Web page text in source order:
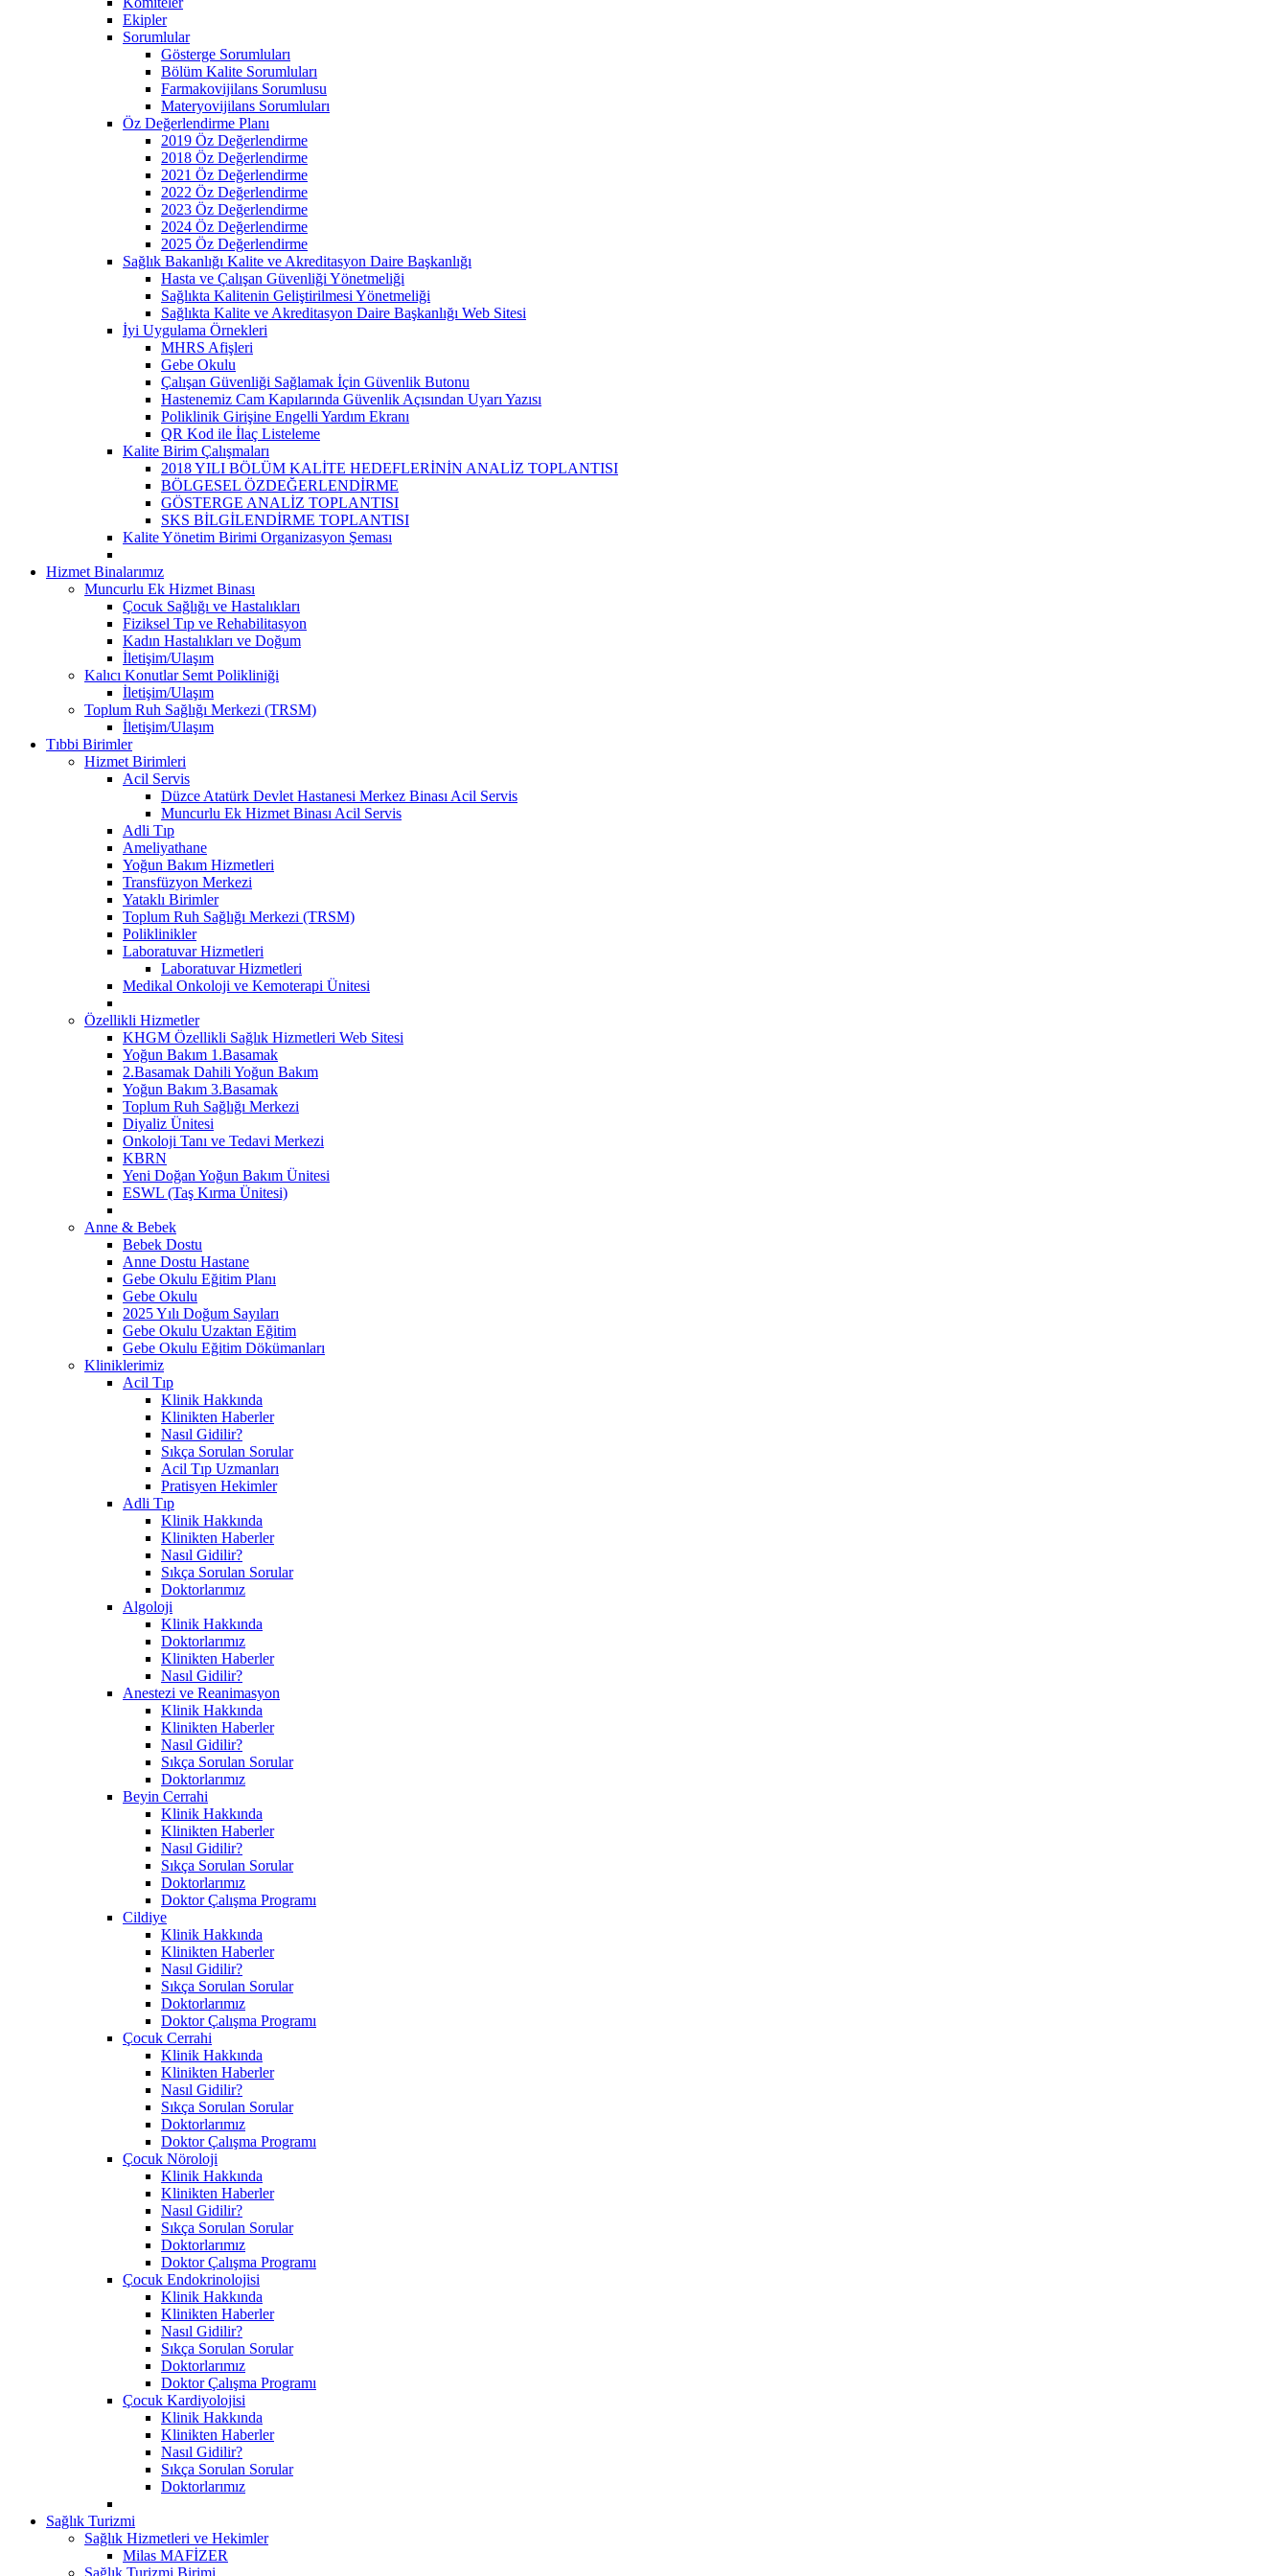
Ekipler
Sorumlular
Gösterge Sorumluları
Bölüm Kalite Sorumluları
Farmakovijilans Sorumlusu
Materyovijilans Sorumluları
Öz Değerlendirme Planı
2019 Öz Değerlendirme
2018 Öz Değerlendirme
2021 Öz Değerlendirme
2022 Öz Değerlendirme
2023 Öz Değerlendirme
2024 Öz Değerlendirme
2025 Öz Değerlendirme
Sağlık Bakanlığı Kalite ve Akreditasyon Daire Başkanlığı
Hasta ve Çalışan Güvenliği Yönetmeliği
Sağlıkta Kalitenin Geliştirilmesi Yönetmeliği
Sağlıkta Kalite ve Akreditasyon Daire Başkanlığı Web Sitesi
İyi Uygulama Örnekleri
MHRS Afişleri
Gebe Okulu
Çalışan Güvenliği Sağlamak İçin Güvenlik Butonu
Hastenemiz Cam Kapılarında Güvenlik Açısından Uyarı Yazısı
Poliklinik Girişine Engelli Yardım Ekranı
QR Kod ile İlaç Listeleme
Kalite Birim Çalışmaları
2018 YILI BÖLÜM KALİTE HEDEFLERİNİN ANALİZ TOPLANTISI
BÖLGESEL ÖZDEĞERLENDİRME
GÖSTERGE ANALİZ TOPLANTISI
SKS BİLGİLENDİRME TOPLANTISI
Kalite Yönetim Birimi Organizasyon Şeması
Hizmet Binalarımız
Muncurlu Ek Hizmet Binası
Çocuk Sağlığı ve Hastalıkları
Fiziksel Tıp ve Rehabilitasyon
Kadın Hastalıkları ve Doğum
İletişim/Ulaşım
Kalıcı Konutlar Semt Polikliniği
İletişim/Ulaşım
Toplum Ruh Sağlığı Merkezi (TRSM)
İletişim/Ulaşım
Tıbbi Birimler
Hizmet Birimleri
Acil Servis
Düzce Atatürk Devlet Hastanesi Merkez Binası Acil Servis
Muncurlu Ek Hizmet Binası Acil Servis
Adli Tıp
Ameliyathane
Yoğun Bakım Hizmetleri
Transfüzyon Merkezi
Yataklı Birimler
Toplum Ruh Sağlığı Merkezi (TRSM)
Poliklinikler
Laboratuvar Hizmetleri
Laboratuvar Hizmetleri
Medikal Onkoloji ve Kemoterapi Ünitesi
Özellikli Hizmetler
KHGM Özellikli Sağlık Hizmetleri Web Sitesi
Yoğun Bakım 1.Basamak
2.Basamak Dahili Yoğun Bakım
Yoğun Bakım 3.Basamak
Toplum Ruh Sağlığı Merkezi
Diyaliz Ünitesi
Onkoloji Tanı ve Tedavi Merkezi
KBRN
Yeni Doğan Yoğun Bakım Ünitesi
ESWL (Taş Kırma Ünitesi)
Anne & Bebek
Bebek Dostu
Anne Dostu Hastane
Gebe Okulu Eğitim Planı
Gebe Okulu
2025 Yılı Doğum Sayıları
Gebe Okulu Uzaktan Eğitim
Gebe Okulu Eğitim Dökümanları
Kliniklerimiz
Acil Tıp
Klinik Hakkında
Klinikten Haberler
Nasıl Gidilir?
Sıkça Sorulan Sorular
Acil Tıp Uzmanları
Pratisyen Hekimler
Adli Tıp
Klinik Hakkında
Klinikten Haberler
Nasıl Gidilir?
Sıkça Sorulan Sorular
Doktorlarımız
Algoloji
Klinik Hakkında
Doktorlarımız
Klinikten Haberler
Nasıl Gidilir?
Anestezi ve Reanimasyon
Klinik Hakkında
Klinikten Haberler
Nasıl Gidilir?
Sıkça Sorulan Sorular
Doktorlarımız
Beyin Cerrahi
Klinik Hakkında
Klinikten Haberler
Nasıl Gidilir?
Sıkça Sorulan Sorular
Doktorlarımız
Doktor Çalışma Programı
Cildiye
Klinik Hakkında
Klinikten Haberler
Nasıl Gidilir?
Sıkça Sorulan Sorular
Doktorlarımız
Doktor Çalışma Programı
Çocuk Cerrahi
Klinik Hakkında
Klinikten Haberler
Nasıl Gidilir?
Sıkça Sorulan Sorular
Doktorlarımız
Doktor Çalışma Programı
Çocuk Nöroloji
Klinik Hakkında
Klinikten Haberler
Nasıl Gidilir?
Sıkça Sorulan Sorular
Doktorlarımız
Doktor Çalışma Programı
Çocuk Endokrinolojisi
Klinik Hakkında
Klinikten Haberler
Nasıl Gidilir?
Sıkça Sorulan Sorular
Doktorlarımız
Doktor Çalışma Programı
Çocuk Kardiyolojisi
Klinik Hakkında
Klinikten Haberler
Nasıl Gidilir?
Sıkça Sorulan Sorular
Doktorlarımız
Sağlık Turizmi
Sağlık Hizmetleri ve Hekimler
Milas MAFİZER
Sağlık Turizmi Birimi